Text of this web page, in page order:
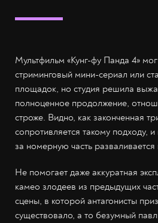
Мультфильм «Кунг-фу Панда 4»
стриминговый мини-сериал или
площадок, но студия решила
полноценное продолжение,
строже. Видно, как законченная
сопротивляется такому подходу,
за номерную часть разваливается
Не помогает даже аккуратная
камео злодеев из предыдущих
сцены, в которой антагонисты
существовало, а то безумный